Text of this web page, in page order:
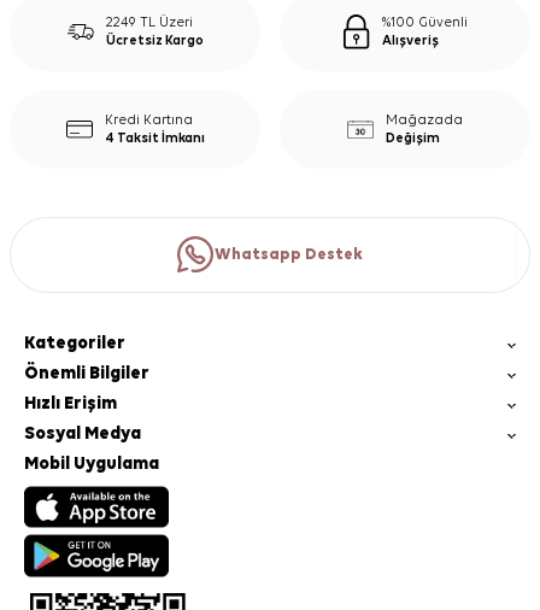
2249 TL Üzeri
Ücretsiz Kargo
%100 Güvenli
Alışveriş
Kredi Kartına
4 Taksit İmkanı
Mağazada
Değişim
Whatsapp Destek
Kategoriler
Önemli Bilgiler
Hızlı Erişim
Sosyal Medya
Mobil Uygulama